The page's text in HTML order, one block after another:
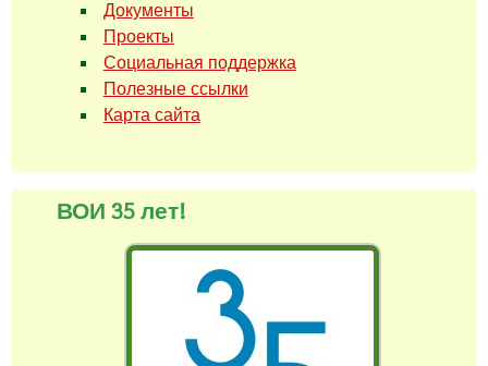
Документы
Проекты
Социальная поддержка
Полезные ссылки
Карта сайта
ВОИ 35 лет!